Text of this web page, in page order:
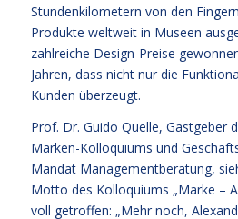
Stundenkilometern von den
Produkte weltweit in Museen
zahlreiche Design-Preise
Jahren, dass nicht nur die
Kunden überzeugt.
Prof. Dr. Guido Quelle, Gastgeber
Marken-Kolloquiums und
Mandat Managementberatung,
Motto des Kolloquiums „Marke –
voll getroffen: „Mehr noch,